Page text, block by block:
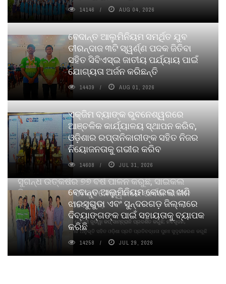
ସୁଗନ୍ଧ ଉତ୍କର୍ଷର ୭୭ ବର୍ଷ ପାଳନ କରୁଛି, ସାଇକଲ
ପିୟୋର୍‌ ଅଗରବତୀ ଭୁବନେଶ୍ୱରରେ ପାର୍ବଣ କାଳୀନ
ନବସୃଜନ ଉନ୍ମୋଚନ କଲା
ବାଉଁଶ ବିହୀନ କଠିନ ଧୂପ ଏବଂ ମେଦିନୀ ଜୁଡୱା କପ୍‌ ସାମ୍ବ୍ରାନି ପ୍ରଦର୍ଶିତ କରୁଛି; ନବସୃଜନ,
ଦୀର୍ଘସ୍ଥାୟିତା ଏବଂ ଆଧ୍ୟାତ୍ମିକ ଅନୁଭୂତି ସହିତ ଓଡ଼ିଶା ପ୍ରତି ପ୍ରତିବଦ୍ଧତା ପୁନଃ ସୁଦୃଢୀକରଣ କରୁଛି
14146 AUG 04, 2026
ବେଦାନ୍ତ ଆଲୁମିନିୟମ ସମର୍ଥିତ ଯୁବ
ତୀରନ୍ଦାଜ ୩ଟି ସ୍ୱର୍ଣ୍ଣ ପଦକ ଜିତିବା
ସହିତ ସିବିଏସ୍ଇ ଜାତୀୟ ପର୍ଯ୍ୟାୟ ପାଇଁ
ଯୋଗ୍ୟତା ଅର୍ଜନ କରିଛନ୍ତି
14439 AUG 01, 2026
ଏକ୍ଜିମ ବ୍ୟାଙ୍କ ଭୁବନେଶ୍ୱରରେ
ଆଞ୍ଚଳିକ କାର୍ଯ୍ୟାଳୟ ସ୍ଥାପନ କରିବ,
ଓଡ଼ିଶାର ରପ୍ତାନିକାରୀଙ୍କ ସହିତ ନିଜର
ନିୟୋଜନତାକୁ ଗଭୀର କରିବ
14608 JUL 31, 2026
ବେଦାନ୍ତ ଆଲୁମିନିୟମ କୋଇଲା ଖଣି
ଝାରସୁଗୁଡା ଏବଂ ସୁନ୍ଦରଗଡ଼ ଜିଲ୍ଲାରେ
ଦିବ୍ୟାଙ୍ଗଙ୍କ ପାଇଁ ସହାୟତାକୁ ବ୍ୟାପକ
କରିଛି
14258 JUL 29, 2026